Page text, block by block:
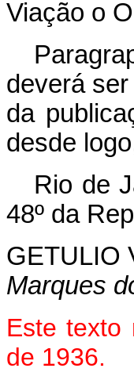
Viação o
deverá
da
desde
Rio de
48º da
GETULIO
Marques
Este texto
de 1936.